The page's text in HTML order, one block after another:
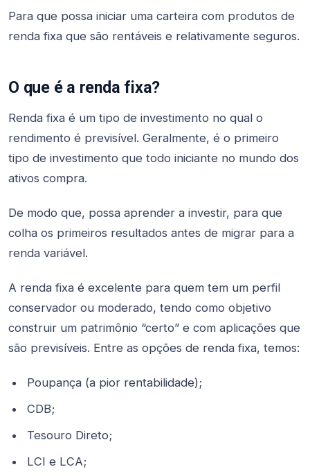
Para que possa iniciar uma carteira com produtos de
renda fixa que são rentáveis e relativamente seguros.
O que é a renda fixa?
Renda fixa é um tipo de investimento no qual o
rendimento é previsível. Geralmente, é o primeiro
tipo de investimento que todo iniciante no mundo dos
ativos compra.
De modo que, possa aprender a investir, para que
colha os primeiros resultados antes de migrar para a
renda variável.
A renda fixa é excelente para quem tem um perfil
conservador ou moderado, tendo como objetivo
construir um patrimônio “certo” e com aplicações que
são previsíveis. Entre as opções de renda fixa, temos:
Poupança (a pior rentabilidade);
CDB;
Tesouro Direto;
LCI e LCA;